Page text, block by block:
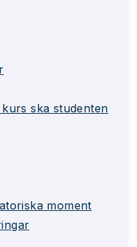
ska studenten
moment